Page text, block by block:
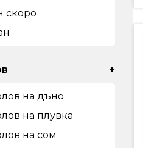
скоро
+
на дъно
на плувка
на сом